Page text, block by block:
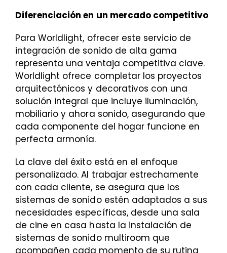
Diferenciación en un mercado competitivo
Para Worldlight, ofrecer este servicio de
integración de sonido de alta gama
representa una ventaja competitiva clave.
Worldlight ofrece completar los proyectos
arquitectónicos y decorativos con una
solución integral que incluye iluminación,
mobiliario y ahora sonido, asegurando que
cada componente del hogar funcione en
perfecta armonía.
La clave del éxito está en el enfoque
personalizado. Al trabajar estrechamente
con cada cliente, se asegura que los
sistemas de sonido estén adaptados a sus
necesidades específicas, desde una sala
de cine en casa hasta la instalación de
sistemas de sonido multiroom que